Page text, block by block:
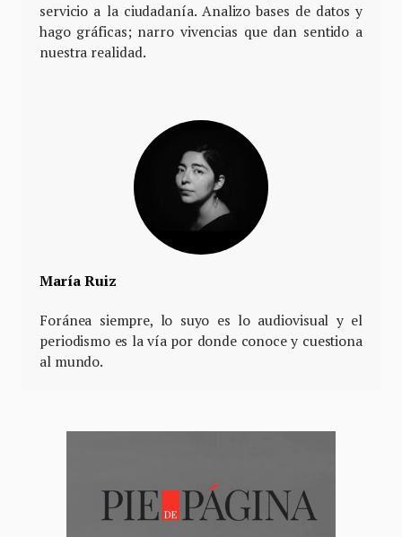
servicio a la ciudadanía. Analizo bases de datos y
hago gráficas; narro vivencias que dan sentido a
nuestra realidad.
María Ruiz
Foránea siempre, lo suyo es lo audiovisual y el
periodismo es la vía por donde conoce y cuestiona
al mundo.